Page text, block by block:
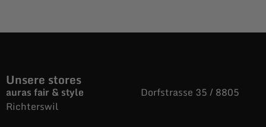
Unsere stores
auras fair & style Dorfstrasse 35 / 8805
Richterswil